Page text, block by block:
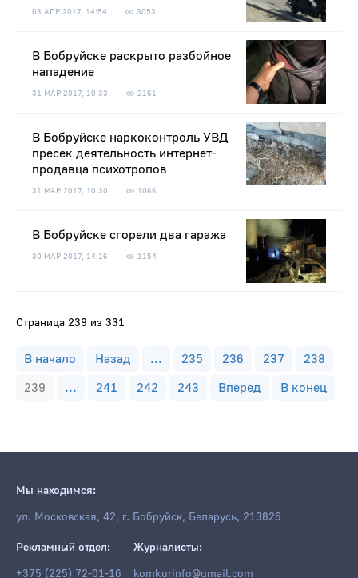
03 АПР 2017, 14:54 3053
В Бобруйске раскрыто разбойное
нападение
31 МАР 2017, 10:33 2161
В Бобруйске наркоконтроль УВД
пресек деятельность интернет-
продавца психотропов
31 МАР 2017, 10:30 1066
В Бобруйске сгорели два гаража
30 МАР 2017, 14:16 1154
Страница 239 из 331
В начало Назад ... 235 236 237
238
239
... 241 242 243 Вперед В конец
Мы находимся:
ул. Московская, 42, г. Бобруйск, Беларусь, 213826
Рекламный отдел:
+375 (225) 72-01-16
Журналисты:
komkurinfo@gmail.com